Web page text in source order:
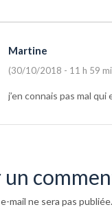
Martine
(30/10/2018 - 11 h 59
j’en connais pas mal
un
mail ne sera pas publiée.